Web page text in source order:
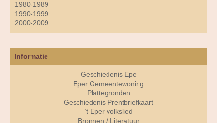
1980-1989
1990-1999
2000-2009
Informatie
Geschiedenis Epe
Eper Gemeentewoning
Plattegronden
Geschiedenis Prentbriefkaart
’t Eper volkslied
Bronnen / Literatuur